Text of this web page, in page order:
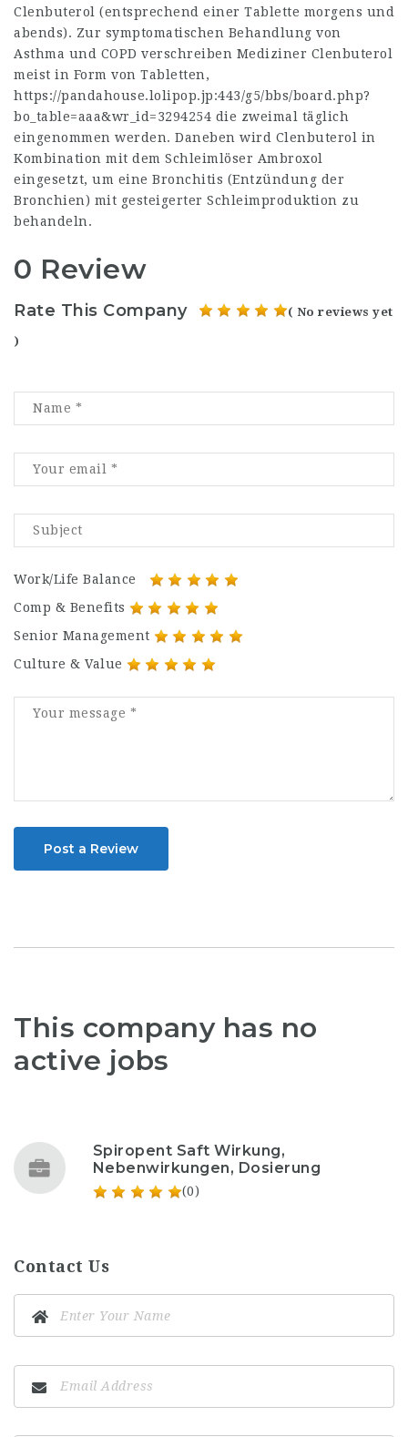
Clenbuterol (entsprechend einer Tablette morgens und
abends). Zur symptomatischen Behandlung von
Asthma und COPD verschreiben Mediziner Clenbuterol
meist in Form von Tabletten,
https://pandahouse.lolipop.jp:443/g5/bbs/board.php?
bo_table=aaa&wr_id=3294254 die zweimal täglich
eingenommen werden. Daneben wird Clenbuterol in
Kombination mit dem Schleimlöser Ambroxol
eingesetzt, um eine Bronchitis (Entzündung der
Bronchien) mit gesteigerter Schleimproduktion zu
behandeln.
0 Review
Rate This Company ( No reviews yet
)
Work/Life Balance
Comp & Benefits
Senior Management
Culture & Value
Post a Review
This company has no
active jobs
Spiropent Saft Wirkung,
Nebenwirkungen, Dosierung
(0)
Contact Us